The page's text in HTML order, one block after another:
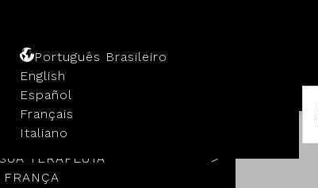
TERAPEUTA
FRANÇA
Português Brasileiro
English
Español
Français
Italiano